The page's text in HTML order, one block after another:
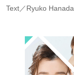
Text／Ryuko Hanada